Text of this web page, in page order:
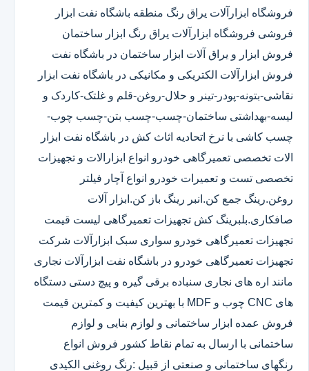
فروشگاه ابزارآلات یراق رنگ منطقه باشگاه نفت ابزار
فروشی فروشگاه ابزارآلات یراق رنگ ابزار ساختمان
فروش ابزار و یراق آلات ابزار ساختمان در باشگاه نفت
فروش ابزارآلات الکتریکی و مکانیکی در باشگاه نفت ابزار
نقاشی-بتونه-پودر-تینر و حلال-روغن-قلم و غلتک-کاردک و
لیسه-بهداشتی ساختمان-چسب-چسب بتن-چسب چوب-
چسب کاشی با نرخ اتحادیه اثاث کش در باشگاه نفت ابزار
الات تخصصی تعمیرگاهی خودرو انواع ابزارالات و تجهیزات
تخصصی تست و تعمیرات خودرو انواع آچار فیلتر
روغن.رینگ جمع کن.انبر رینگ باز کن.ابزار آلات
صافکاری.بلبرینگ کش تجهیزات تعمیرگاهی لیست قیمت
تجهیزات تعمیرگاهی خودرو سواری سبک ابزارآلات شرکت
تجهیزات تعمیرگاهی خودرو در باشگاه نفت ابزارآلات نجاری
مانند اره های نجاری سنباده برقی گیره و پیچ دستی دستگاه
های CNC چوب و MDF با بهترین کیفیت و کمترین قیمت
فروش عمده ابزار ساختمانی و لوازم بنایی و لوازم
ساختمانی با ارسال به تمام نقاط کشور فروش انواع
رنگهای ساختمانی و صنعتی از قبیل :رنگ روغنی الکیدی